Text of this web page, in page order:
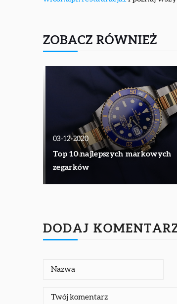
ZOBACZ RÓWNIEŻ
03-12-2020
Top 10 najlepszych markowych
zegarków
DODAJ